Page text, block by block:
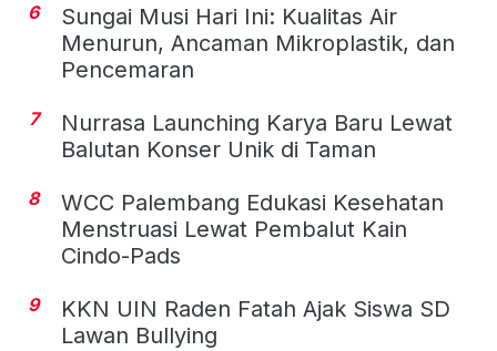
6
Sungai Musi Hari Ini: Kualitas Air
Menurun, Ancaman Mikroplastik, dan
Pencemaran
7
Nurrasa Launching Karya Baru Lewat
Balutan Konser Unik di Taman
8
WCC Palembang Edukasi Kesehatan
Menstruasi Lewat Pembalut Kain
Cindo-Pads
9
KKN UIN Raden Fatah Ajak Siswa SD
Lawan Bullying